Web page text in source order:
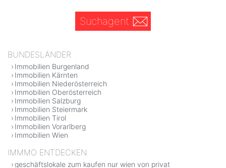
Suchagent
BUNDESLÄNDER
Immobilien Burgenland
Immobilien Kärnten
Immobilien Niederösterreich
Immobilien Oberösterreich
Immobilien Salzburg
Immobilien Steiermark
Immobilien Tirol
Immobilien Vorarlberg
Immobilien Wien
IMMMO ENTDECKEN
geschäftslokale zum kaufen nur wien von privat